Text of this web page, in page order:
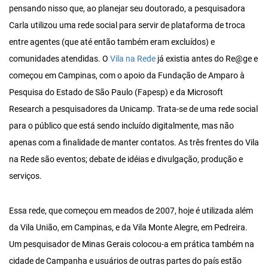
pensando nisso que, ao planejar seu doutorado, a pesquisadora
Carla utilizou uma rede social para servir de plataforma de troca
entre agentes (que até então também eram excluídos) e
comunidades atendidas. O Vila na Rede já existia antes do Re@ge e
começou em Campinas, com o apoio da Fundação de Amparo à
Pesquisa do Estado de São Paulo (Fapesp) e da Microsoft
Research a pesquisadores da Unicamp. Trata-se de uma rede social
para o público que está sendo incluído digitalmente, mas não
apenas com a finalidade de manter contatos. As três frentes do Vila
na Rede são eventos; debate de idéias e divulgação, produção e
serviços.
Essa rede, que começou em meados de 2007, hoje é utilizada além
da Vila União, em Campinas, e da Vila Monte Alegre, em Pedreira.
Um pesquisador de Minas Gerais colocou-a em prática também na
cidade de Campanha e usuários de outras partes do país estão